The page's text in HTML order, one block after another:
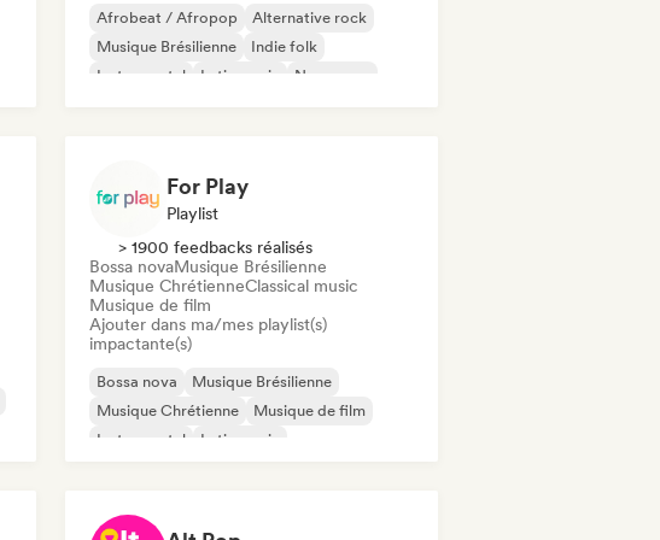
Afrobeat / Afropop
Alternative rock
Musique Brésilienne
Indie folk
Instrumental
Latin music
New wave
For Play
Playlist
> 1900 feedbacks réalisés
Bossa novaMusique Brésilienne
Musique ChrétienneClassical music
Musique de film
Ajouter dans ma/mes playlist(s)
impactante(s)
Bossa nova
Musique Brésilienne
Musique Chrétienne
Musique de film
Instrumental
Latin music